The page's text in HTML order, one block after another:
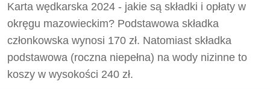
Karta wędkarska 2024 - jakie są składki i opłaty w
okręgu mazowieckim? Podstawowa składka
członkowska wynosi 170 zł. Natomiast składka
podstawowa (roczna niepełna) na wody nizinne to
koszy w wysokości 240 zł.